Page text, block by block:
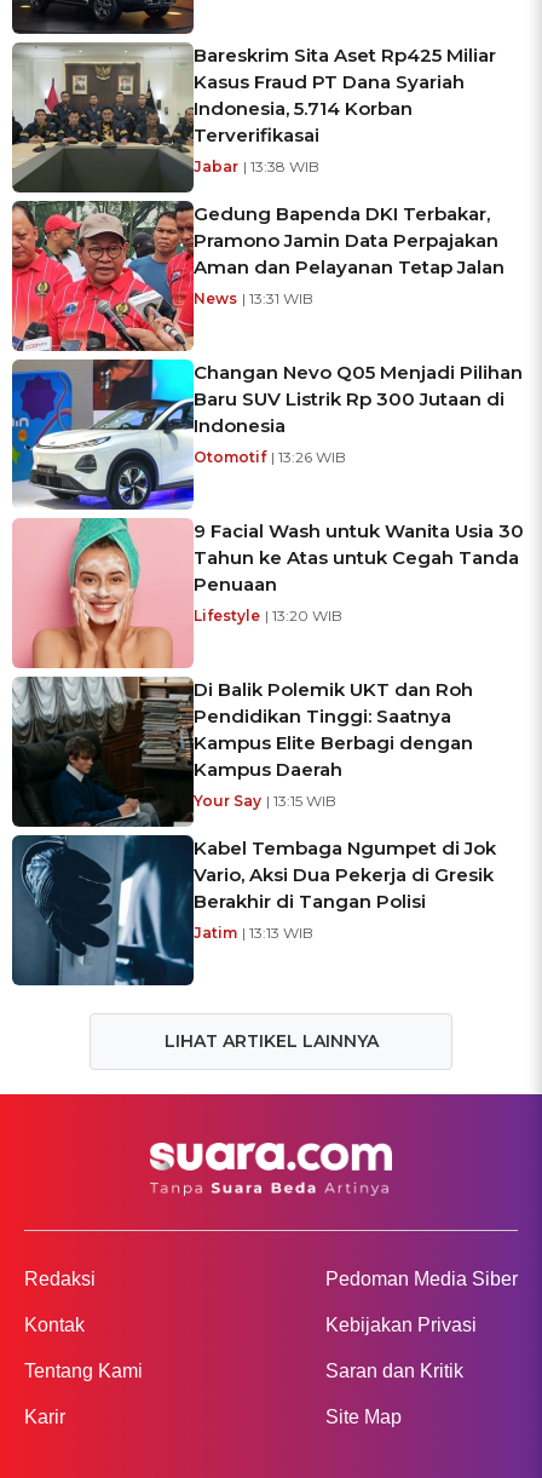
Bareskrim Sita Aset Rp425 Miliar
Kasus Fraud PT Dana Syariah
Indonesia, 5.714 Korban
Terverifikasai
Jabar | 13:38 WIB
Gedung Bapenda DKI Terbakar,
Pramono Jamin Data Perpajakan
Aman dan Pelayanan Tetap Jalan
News | 13:31 WIB
Changan Nevo Q05 Menjadi Pilihan
Baru SUV Listrik Rp 300 Jutaan di
Indonesia
Otomotif | 13:26 WIB
9 Facial Wash untuk Wanita Usia 30
Tahun ke Atas untuk Cegah Tanda
Penuaan
Lifestyle | 13:20 WIB
Di Balik Polemik UKT dan Roh
Pendidikan Tinggi: Saatnya
Kampus Elite Berbagi dengan
Kampus Daerah
Your Say | 13:15 WIB
Kabel Tembaga Ngumpet di Jok
Vario, Aksi Dua Pekerja di Gresik
Berakhir di Tangan Polisi
Jatim | 13:13 WIB
LIHAT ARTIKEL LAINNYA
Redaksi
Kontak
Tentang Kami
Karir
Pedoman Media Siber
Kebijakan Privasi
Saran dan Kritik
Site Map